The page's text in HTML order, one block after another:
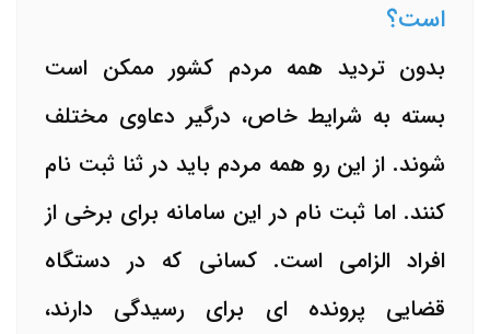
است؟
بدون تردید همه مردم کشور ممکن است
بسته به شرایط خاص، درگیر دعاوی مختلف
شوند. از این رو همه مردم باید در ثنا ثبت نام
کنند. اما ثبت نام در این سامانه برای برخی از
افراد الزامی است. کسانی که در دستگاه
قضایی پرونده ای برای رسیدگی دارند،